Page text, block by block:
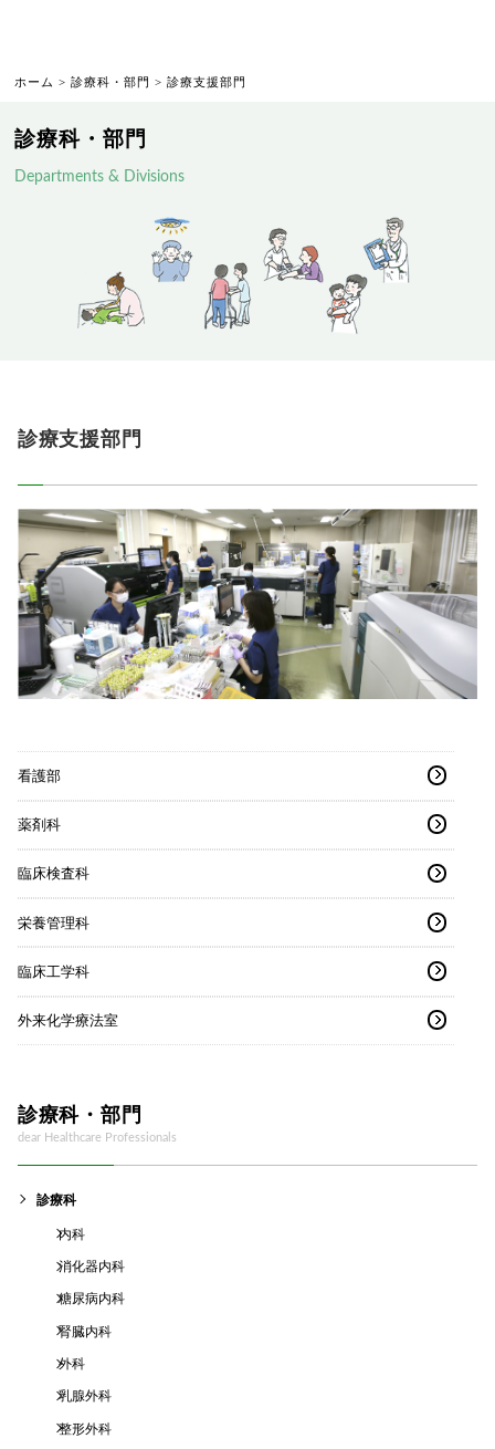
ホーム >診療科・部門 >診療支援部門
診療科・部門
Departments & Divisions
診療支援部門
看護部
薬剤科
臨床検査科
栄養管理科
臨床工学科
外来化学療法室
診療科・部門
dear Healthcare Professionals
診療科
内科
消化器内科
糖尿病内科
腎臓内科
外科
乳腺外科
整形外科